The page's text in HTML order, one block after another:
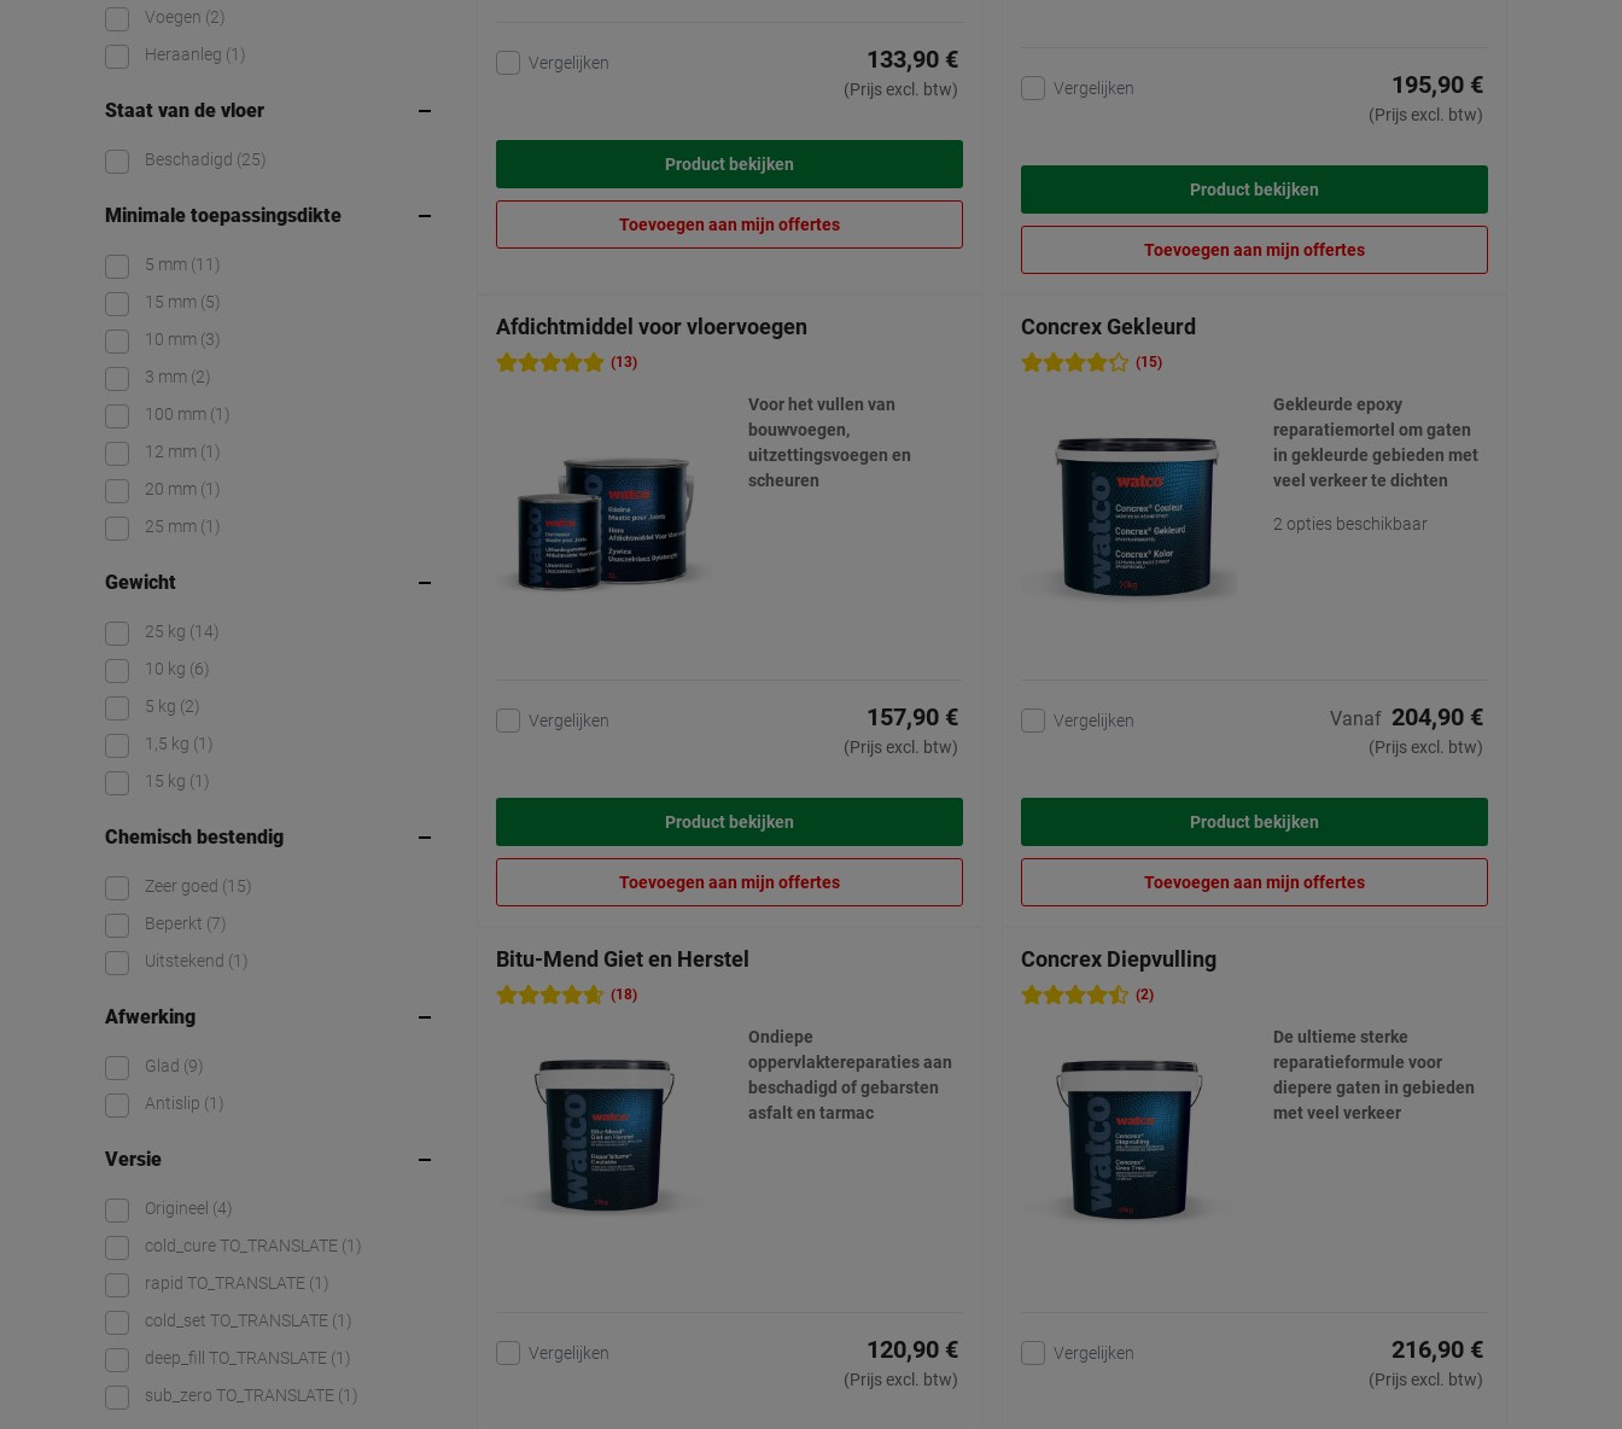
Voegen (2)
Heraanleg (1)
Staat van de vloer
Beschadigd (25)
Minimale toepassingsdikte
5 mm (11)
15 mm (5)
10 mm (3)
3 mm (2)
100 mm (1)
12 mm (1)
20 mm (1)
25 mm (1)
Gewicht
25 kg (14)
10 kg (6)
5 kg (2)
1,5 kg (1)
15 kg (1)
Chemisch bestendig
Zeer goed (15)
Beperkt (7)
Uitstekend (1)
Afwerking
Glad (9)
Antislip (1)
Versie
Origineel (4)
cold_cure TO_TRANSLATE (1)
rapid TO_TRANSLATE (1)
cold_set TO_TRANSLATE (1)
deep_fill TO_TRANSLATE (1)
sub_zero TO_TRANSLATE (1)
Vergelijken 133,90 €
(Prijs excl. btw)
Product bekijken
Toevoegen aan mijn offertes
Vergelijken 195,90 €
(Prijs excl. btw)
Product bekijken
Toevoegen aan mijn offertes
Afdichtmiddel voor vloervoegen
(13)
Voor het vullen van
bouwvoegen,
uitzettingsvoegen en
scheuren
Vergelijken 157,90 €
(Prijs excl. btw)
Product bekijken
Toevoegen aan mijn offertes
Concrex Gekleurd
(15)
Gekleurde epoxy
reparatiemortel om gaten
in gekleurde gebieden met
veel verkeer te dichten
2 opties beschikbaar
Vergelijken Vanaf 204,90 €
(Prijs excl. btw)
Product bekijken
Toevoegen aan mijn offertes
Bitu-Mend Giet en Herstel
(18)
Ondiepe
oppervlaktereparaties aan
beschadigd of gebarsten
asfalt en tarmac
Vergelijken 120,90 €
(Prijs excl. btw)
Concrex Diepvulling
(2)
De ultieme sterke
reparatieformule voor
diepere gaten in gebieden
met veel verkeer
Vergelijken 216,90 €
(Prijs excl. btw)